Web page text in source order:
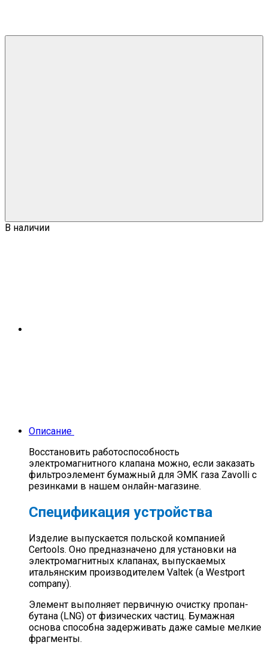
В наличии
Описание
Восстановить работоспособность
электромагнитного клапана можно, если заказать
фильтроэлемент бумажный для ЭМК газа Zavolli с
резинками в нашем онлайн-магазине.
Спецификация устройства
Изделие выпускается польской компанией
Certools. Оно предназначено для установки на
электромагнитных клапанах, выпускаемых
итальянским производителем Valtek (a Westport
company).
Элемент выполняет первичную очистку пропан-
бутана (LNG) от физических частиц. Бумажная
основа способна задерживать даже самые мелкие
фрагменты.